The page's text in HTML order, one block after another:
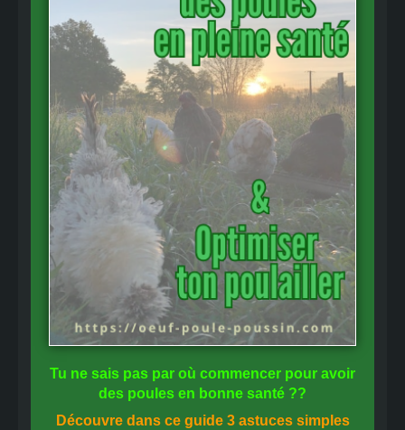
Tu ne sais pas par où commencer pour avoir
des poules en bonne santé ??
Découvre dans ce guide 3 astuces simples